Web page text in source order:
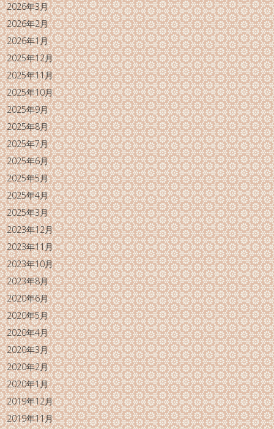
2026年3月
2026年2月
2026年1月
2025年12月
2025年11月
2025年10月
2025年9月
2025年8月
2025年7月
2025年6月
2025年5月
2025年4月
2025年3月
2023年12月
2023年11月
2023年10月
2023年8月
2020年6月
2020年5月
2020年4月
2020年3月
2020年2月
2020年1月
2019年12月
2019年11月